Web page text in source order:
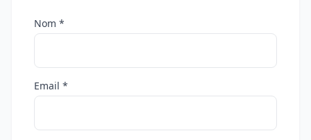
Nom *
Email *